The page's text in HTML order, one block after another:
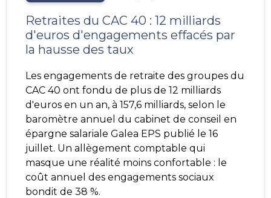
Retraites du CAC 40 : 12 milliards
d'euros d'engagements effacés par
la hausse des taux
Les engagements de retraite des groupes du
CAC 40 ont fondu de plus de 12 milliards
d'euros en un an, à 157,6 milliards, selon le
baromètre annuel du cabinet de conseil en
épargne salariale Galea EPS publié le 16
juillet. Un allègement comptable qui
masque une réalité moins confortable : le
coût annuel des engagements sociaux
bondit de 38 %.